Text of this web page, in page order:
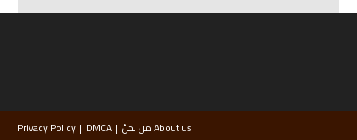
About us من نحنُ DMCA
Privacy Policy